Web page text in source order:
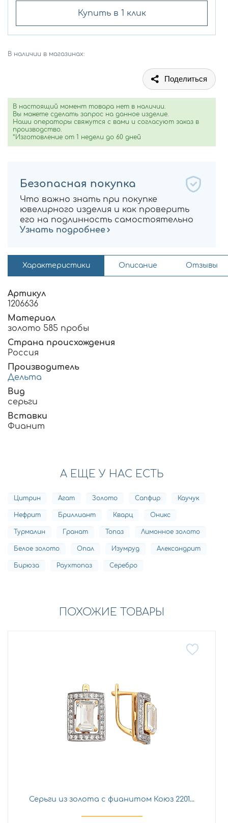
Купить в 1 клик
В наличии в магазинах:
Поделиться
В настоящий момент товара нет в наличии.
Вы можете сделать запрос на данное изделие.
Наши операторы свяжутся с вами и согласуют заказ в
производство.
*Изготовление от 1 недели до 60 дней
Безопасная покупка
Что важно знать при покупке
ювелирного изделия и как проверить
его на подлинность самостоятельно
Узнать подробнее
Характеристики Описание Отзывы
Артикул
1206636
Материал
золото 585 пробы
Страна происхождения
Россия
Производитель
Дельта
Вид
серьги
Вставки
Фианит
А ЕЩЕ У НАС ЕСТЬ
Цитрин Агат Золото Сапфир Каучук
Нефрит Бриллиант Кварц Оникс
Турмалин Гранат Топаз Лимонное золото
Белое золото Опал Изумруд Александрит
Бирюза Раухтопаз Серебро
ПОХОЖИЕ ТОВАРЫ
Серьги из золота с фианитом Коюз 2201...